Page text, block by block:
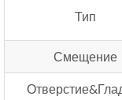
Тип
Смещение